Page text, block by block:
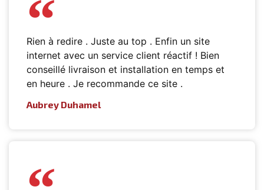
Rien à redire . Juste au top . Enfin un site
internet avec un service client réactif ! Bien
conseillé livraison et installation en temps et
en heure . Je recommande ce site .
Aubrey Duhamel